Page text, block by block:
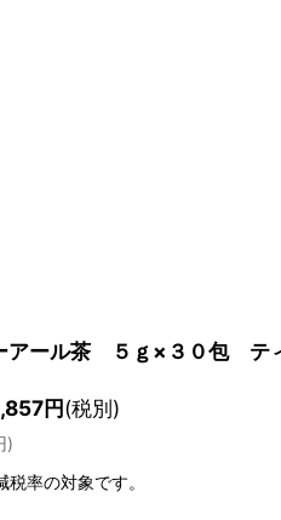
アール茶 ５ｇ×３０包 テ
円(税別)
)
税率の対象です。